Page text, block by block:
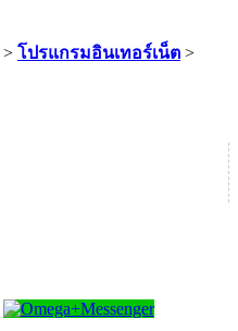
> โปรแกรมอินเทอร์เน็ต >